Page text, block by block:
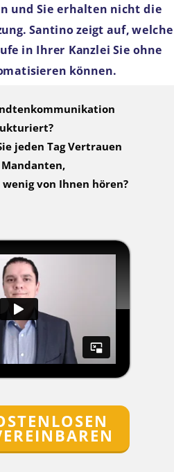
und Sie erhalten nicht die
Santino zeigt auf, welche
in Ihrer Kanzlei Sie ohne
können.
jeden Tag Vertrauen
von Ihnen hören?